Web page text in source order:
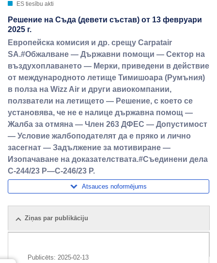
ES tiesību akti
Решение на Съда (девети състав) от 13 февруари
2025 г.
Европейска комисия и др. срещу Carpatair
SA.#Обжалване — Държавни помощи — Сектор на
въздухоплаването — Мерки, приведени в действие
от международното летище Тимишоара (Румъния)
в полза на Wizz Air и други авиокомпании,
ползватели на летището — Решение, с което се
установява, че не е налице държавна помощ —
Жалба за отмяна — Член 263 ДФЕС — Допустимост
— Условие жалбоподателят да е пряко и лично
засегнат — Задължение за мотивиране —
Изопачаване на доказателствата.#Съединени дела
C-244/23 P—C-246/23 P.
Atsauces noformējums
Ziņas par publikāciju
Publicēts: 2025-02-13